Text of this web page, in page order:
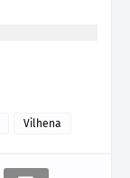
Vilhena